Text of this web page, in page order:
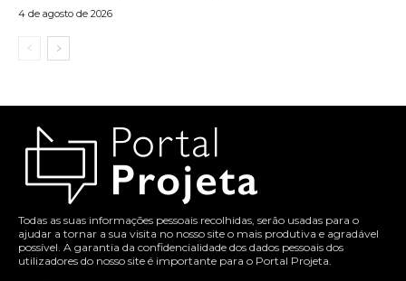
4 de agosto de 2026
Todas as suas informações pessoais recolhidas, serão usadas para o
ajudar a tornar a sua visita no nosso site o mais produtiva e agradável
possível. A garantia da confidencialidade dos dados pessoais dos
utilizadores do nosso site é importante para o Portal Projeta.